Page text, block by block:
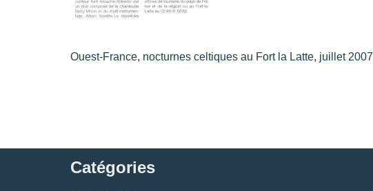
Ouest-France, nocturnes celtiques au Fort la Latte, juillet 2007
Catégories